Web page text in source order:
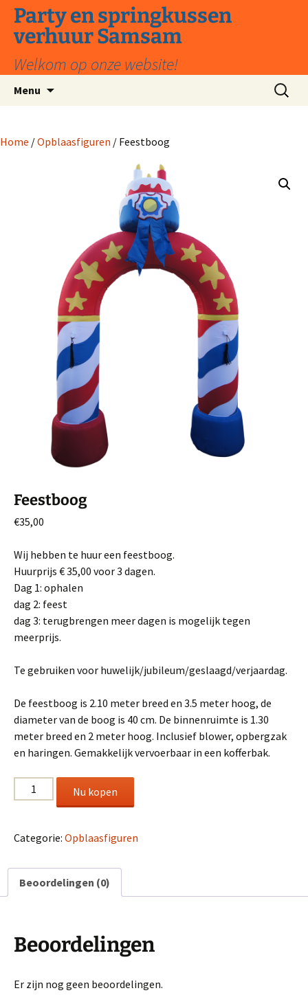
naar
inhoud
Party en springkussen
verhuur Samsam
Welkom op onze website!
Menu
Zoeken
naar:
Home /Opblaasfiguren / Feestboog
Feestboog
€35,00
Wij hebben te huur een feestboog.
Huurprijs € 35,00 voor 3 dagen.
Dag 1: ophalen
dag 2: feest
dag 3: terugbrengen meer dagen is mogelijk tegen
meerprijs.
Te gebruiken voor huwelijk/jubileum/geslaagd/verjaardag.
De feestboog is 2.10 meter breed en 3.5 meter hoog, de
diameter van de boog is 40 cm. De binnenruimte is 1.30
meter breed en 2 meter hoog. Inclusief blower, opbergzak
en haringen. Gemakkelijk vervoerbaar in een kofferbak.
Feestboog
aantal
Nu kopen
Categorie: Opblaasfiguren
Beoordelingen (0)
Beoordelingen
Er zijn nog geen beoordelingen.